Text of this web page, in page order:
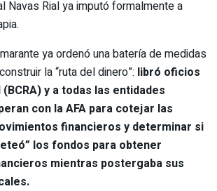
Navas Rial ya imputó formalmente a
ya ordenó una batería de medidas
la “ruta del dinero”: libró oficios
y a todas las entidades
con la AFA para cotejar las
financieros y determinar si
los fondos para obtener
mientras postergaba sus